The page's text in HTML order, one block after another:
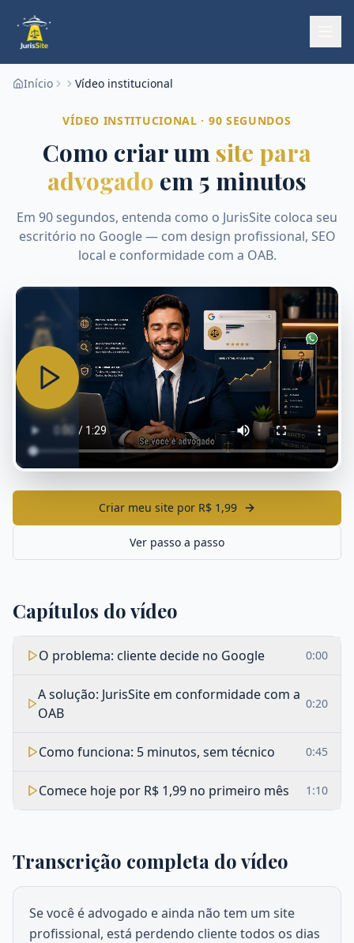
Início Vídeo institucional
VÍDEO INSTITUCIONAL · 90 SEGUNDOS
Como criar um site para
advogado em 5 minutos
Em 90 segundos, entenda como o JurisSite coloca seu
escritório no Google — com design profissional, SEO
local e conformidade com a OAB.
Criar meu site por R$ 1,99
Ver passo a passo
Capítulos do vídeo
O problema: cliente decide no Google 0:00
A solução: JurisSite em conformidade com a
OAB
0:20
Como funciona: 5 minutos, sem técnico 0:45
Comece hoje por R$ 1,99 no primeiro mês 1 :10
Transcrição completa do vídeo
Se você é advogado e ainda não tem um site
profissional, está perdendo cliente todos os dias